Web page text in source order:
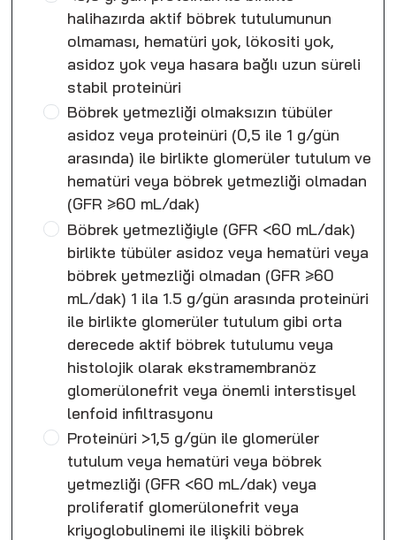
halihazırda aktif böbrek tutulumunun
olmaması, hematüri yok, lökositi yok,
asidoz yok veya hasara bağlı uzun süreli
stabil proteinüri
Böbrek yetmezliği olmaksızın tübüler
asidoz veya proteinüri (0,5 ile 1 g/gün
arasında) ile birlikte glomerüler tutulum ve
hematüri veya böbrek yetmezliği olmadan
(GFR ≥60 mL/dak)
Böbrek yetmezliğiyle (GFR <60 mL/dak)
birlikte tübüler asidoz veya hematüri veya
böbrek yetmezliği olmadan (GFR ≥60
mL/dak) 1 ila 1.5 g/gün arasında proteinüri
ile birlikte glomerüler tutulum gibi orta
derecede aktif böbrek tutulumu veya
histolojik olarak ekstramembranöz
glomerülonefrit veya önemli interstisyel
lenfoid infiltrasyonu
Proteinüri >1,5 g/gün ile glomerüler
tutulum veya hematüri veya böbrek
yetmezliği (GFR <60 mL/dak) veya
proliferatif glomerülonefrit veya
kriyoglobulinemi ile ilişkili böbrek